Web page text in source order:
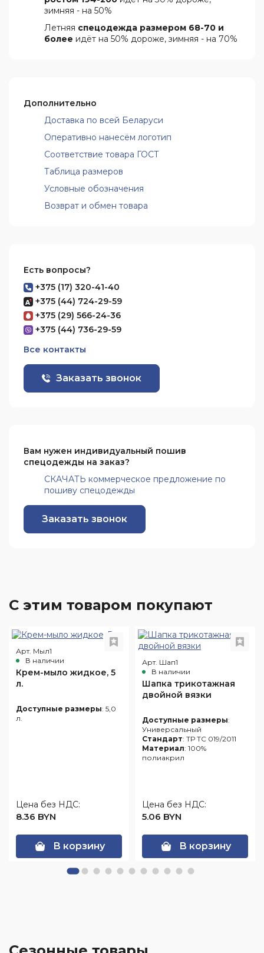
зимняя - на 50%
Летняя спецодежда размером 68-70 и
более идёт на 50% дороже, зимняя - на 70%
Дополнительно
Доставка по всей Беларуси
Оперативно нанесём логотип
Соответствие товара ГОСТ
Таблица размеров
Условные обозначения
Возврат и обмен товара
Есть вопросы?
+375 (17) 320-41-40
+375 (44) 724-29-59
+375 (29) 566-24-36
+375 (44) 736-29-59
Все контакты
Заказать звонок
Вам нужен индивидуальный пошив
спецодежды на заказ?
СКАЧАТЬ коммерческое предложение по
пошиву спецодежды
Заказать звонок
С этим товаром покупают
Арт. Мыл1
В наличии
Крем-мыло жидкое, 5
л.
Доступные размеры: 5,0
л.
Цена без НДС:
8.36 BYN
В корзину
Арт. Шап1
В наличии
Шапка трикотажная
двойной вязки
Доступные размеры:
Универсальный
Стандарт: ТР ТС 019/2011
Материал: 100%
полиакрил
Цена без НДС:
5.06 BYN
В корзину